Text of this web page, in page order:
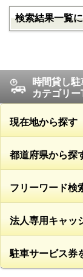
検索結果一覧
時間貸し
カテゴリ
現在地から探す
都道府県から探
フリーワード検
法人専用キャッ
駐車サービス券